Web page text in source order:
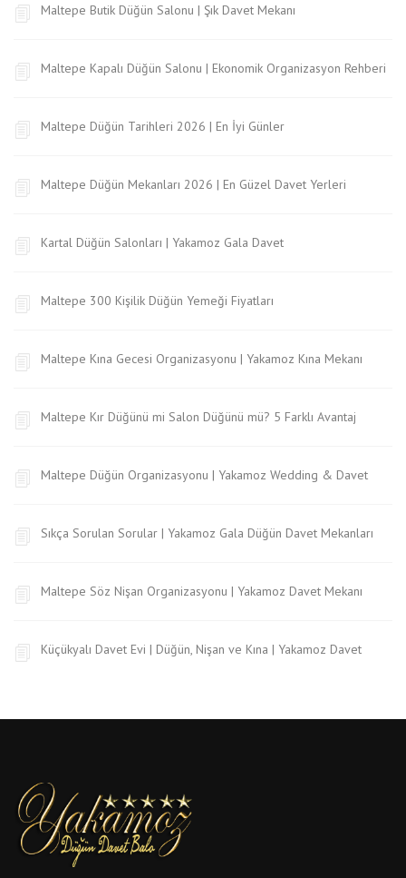
Maltepe Butik Düğün Salonu | Şık Davet Mekanı
Maltepe Kapalı Düğün Salonu | Ekonomik Organizasyon Rehberi
Maltepe Düğün Tarihleri 2026 | En İyi Günler
Maltepe Düğün Mekanları 2026 | En Güzel Davet Yerleri
Kartal Düğün Salonları | Yakamoz Gala Davet
Maltepe 300 Kişilik Düğün Yemeği Fiyatları
Maltepe Kına Gecesi Organizasyonu | Yakamoz Kına Mekanı
Maltepe Kır Düğünü mi Salon Düğünü mü? 5 Farklı Avantaj
Maltepe Düğün Organizasyonu | Yakamoz Wedding & Davet
Sıkça Sorulan Sorular | Yakamoz Gala Düğün Davet Mekanları
Maltepe Söz Nişan Organizasyonu | Yakamoz Davet Mekanı
Küçükyalı Davet Evi | Düğün, Nişan ve Kına | Yakamoz Davet